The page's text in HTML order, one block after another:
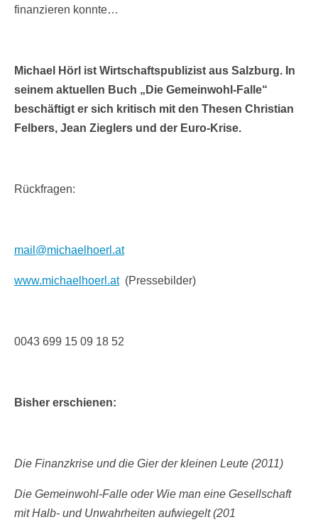
finanzieren konnte…
Michael Hörl ist Wirtschaftspublizist aus Salzburg. In
seinem aktuellen Buch „Die Gemeinwohl-Falle“
beschäftigt er sich kritisch mit den Thesen Christian
Felbers, Jean Zieglers und der Euro-Krise.
Rückfragen:
mail@michaelhoerl.at
www.michaelhoerl.at(Pressebilder)
0043 699 15 09 18 52
Bisher erschienen:
Die Finanzkrise und die Gier der kleinen Leute (2011)
Die Gemeinwohl-Falle oder Wie man eine Gesellschaft
mit Halb- und Unwahrheiten aufwiegelt (201